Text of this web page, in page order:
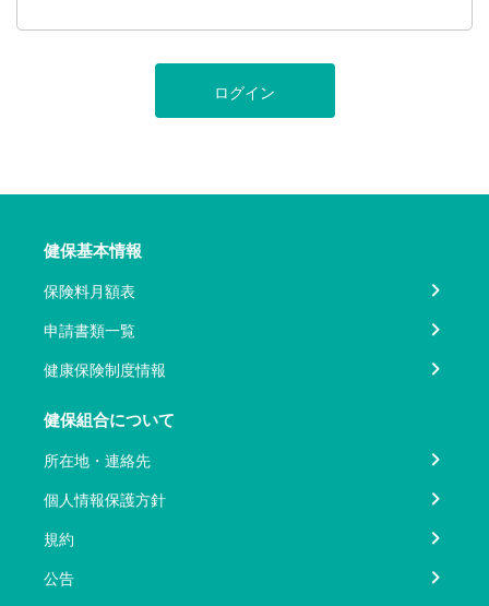
ログイン
健保基本情報
保険料月額表
申請書類一覧
健康保険制度情報
健保組合について
所在地・連絡先
個人情報保護方針
規約
公告